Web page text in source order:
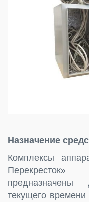
Назначение
Комплексы
текущего